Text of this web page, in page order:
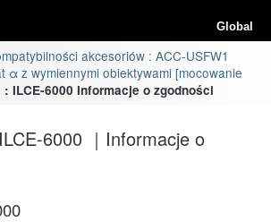
Global
akcesoriów : ACC-USFW1
α z wymiennymi obiektywami [mocowanie
: ILCE-6000 Informacje o zgodności
6000 ｜Informacje o